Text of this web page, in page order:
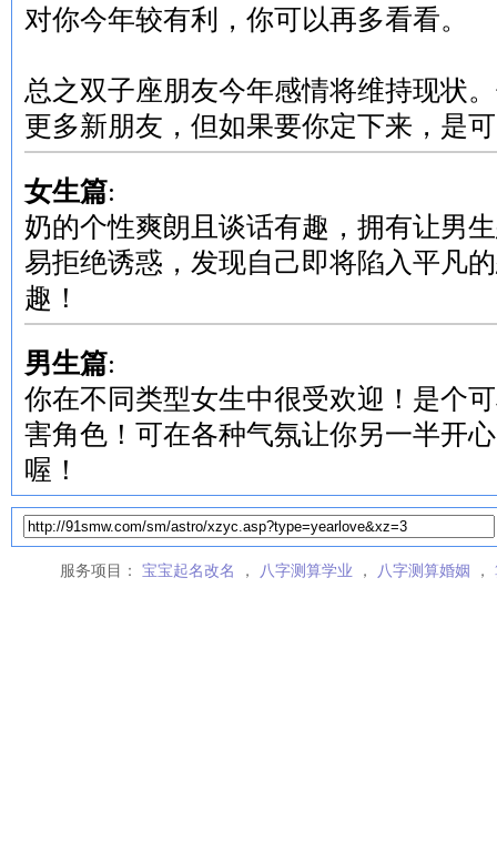
对你今年较有利，你可以再多看看。
总之双子座朋友今年感情将维持现状
更多新朋友，但如果要你定下来，是
女生篇:
奶的个性爽朗且谈话有趣，拥有让男
易拒绝诱惑，发现自己即将陷入平凡
趣！
男生篇:
你在不同类型女生中很受欢迎！是个
害角色！可在各种气氛让你另一半开
喔！
服务项目： 宝宝起名改名 ， 八字测算学业 ， 八字测算婚姻 ，